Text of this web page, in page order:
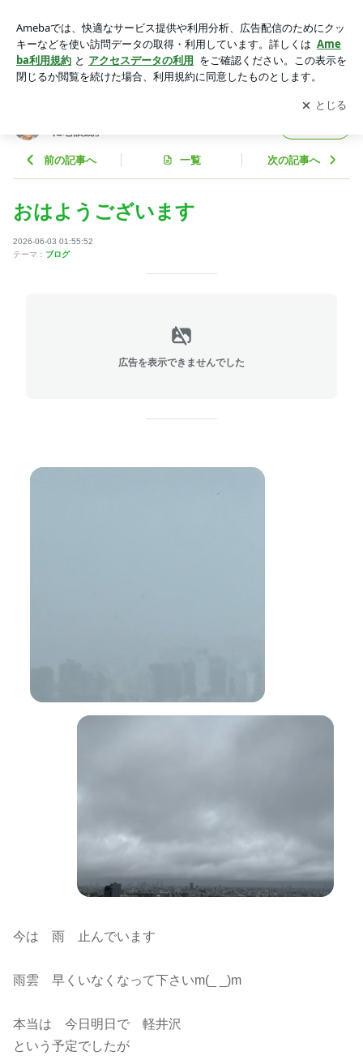
も頭に老眼鏡」Powered by Ameba
アプリをダウンロードして ブログの更新通知
を受け取りまし
ょう。
開く
に老眼鏡」
前の記事へ 一覧 次の記事へ
おはようございます
2026-06-03 01:55:52
テーマ： ブログ
広告を表示できませんでした
今は 雨 止んでいます
雨雲 早くいなくなって下さいm(_ _)m
本当は 今日明日で 軽井沢
という予定でしたが